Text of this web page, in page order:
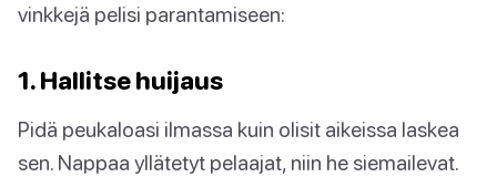
vinkkejä pelisi parantamiseen:
1. Hallitse huijaus
Pidä peukaloasi ilmassa kuin olisit aikeissa laskea
sen. Nappaa yllätetyt pelaajat, niin he siemailevat.